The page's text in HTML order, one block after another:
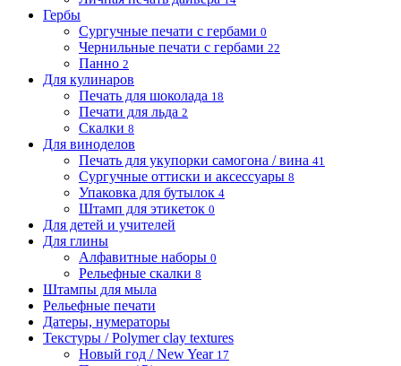
Гербы
Сургучные печати с гербами 0
Чернильные печати с гербами 22
Панно 2
Для кулинаров
Печать для шоколада 18
Печати для льда 2
Скалки 8
Для виноделов
Печать для укупорки самогона / вина 41
Сургучные оттиски и аксессуары 8
Упаковка для бутылок 4
Штамп для этикеток 0
Для детей и учителей
Для глины
Алфавитные наборы 0
Рельефные скалки 8
Штампы для мыла
Рельефные печати
Датеры, нумераторы
Текстуры / Polymer clay textures
Новый год / New Year 17